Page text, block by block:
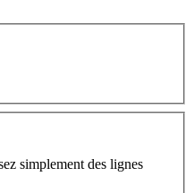
simplement des lignes